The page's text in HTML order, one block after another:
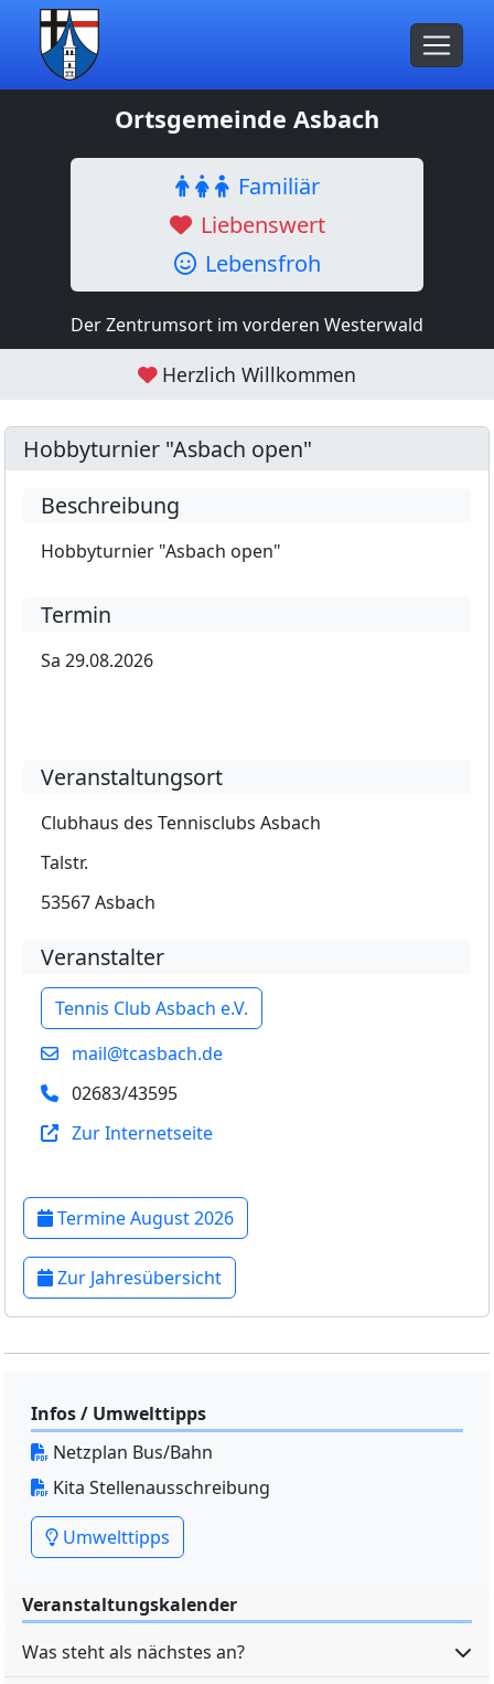
Ortsgemeinde Asbach
Familiär
Liebenswert
Lebensfroh
Der Zentrumsort im vorderen Westerwald
Herzlich Willkommen
Hobbyturnier "Asbach open"
Beschreibung
Hobbyturnier "Asbach open"
Termin
Sa 29.08.2026
Veranstaltungsort
Clubhaus des Tennisclubs Asbach
Talstr.
53567 Asbach
Veranstalter
Tennis Club Asbach e.V.
mail@tcasbach.de
02683/43595
Zur Internetseite
Termine August 2026
Zur Jahresübersicht
Infos / Umwelttipps
Netzplan Bus/Bahn
Kita Stellenausschreibung
Umwelttipps
Veranstaltungskalender
Was steht als nächstes an?